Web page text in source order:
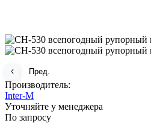
Пред.
Производитель:
Inter-M
Уточняйте у менеджера
По запросу